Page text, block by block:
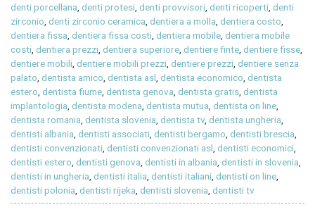
denti porcellana,denti protesi,denti provvisori,denti ricoperti,denti
zirconio,denti zirconio ceramica,dentiera a molla,dentiera costo,
dentiera fissa,dentiera fissa costi,dentiera mobile,dentiera mobile
costi,dentiera prezzi,dentiera superiore,dentiere finte,dentiere fisse,
dentiere mobili,dentiere mobili prezzi,dentiere prezzi,dentiere senza
palato,dentista amico,dentista asl,dentista economico,dentista
estero,dentista fiume,dentista genova,dentista gratis,dentista
implantologia,dentista modena,dentista mutua,dentista on line,
dentista romania,dentista slovenia,dentista tv,dentista ungheria,
dentisti albania,dentisti associati,dentisti bergamo,dentisti brescia,
dentisti convenzionati,dentisti convenzionati asl,dentisti economici,
dentisti estero,dentisti genova,dentisti in albania,dentisti in slovenia,
dentisti in ungheria,dentisti italia,dentisti italiani,dentisti on line,
dentisti polonia,dentisti rijeka,dentisti slovenia,dentisti tv